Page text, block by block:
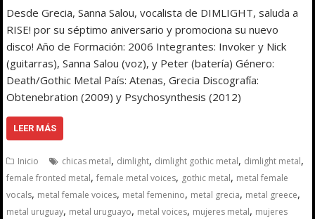
Desde Grecia, Sanna Salou, vocalista de DIMLIGHT, saluda a
RISE! por su séptimo aniversario y promociona su nuevo
disco! Año de Formación: 2006 Integrantes: Invoker y Nick
(guitarras), Sanna Salou (voz), y Peter (batería) Género:
Death/Gothic Metal País: Atenas, Grecia Discografía:
Obtenebration (2009) y Psychosynthesis (2012)
LEER MÁS
Inicio chicas metal, dimlight, dimlight gothic metal, dimlight metal,
female fronted metal,female metal voices, gothic metal, metal female
vocals, metal female voices, metal femenino, metal grecia, metal greece,
metal uruguay, metal uruguayo, metal voices, mujeres metal, mujeres